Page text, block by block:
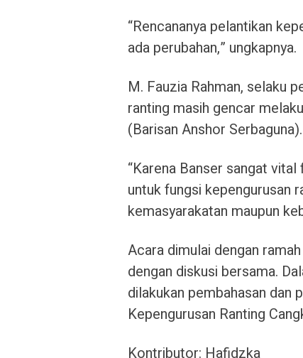
“Rencananya pelantikan
ada perubahan,” ungkapnya.
M. Fauzia Rahman, selaku
ranting masih gencar
(Barisan Anshor Serbaguna).
“Karena Banser sangat
untuk fungsi kepengurusan
kemasyarakatan maupun
Acara dimulai dengan
dengan diskusi bersama.
dilakukan pembahasan dan
Kepengurusan Ranting
Kontributor: Hafidzka